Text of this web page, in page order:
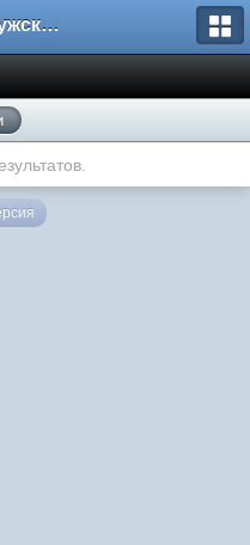
Блоги Калужского перекрестка